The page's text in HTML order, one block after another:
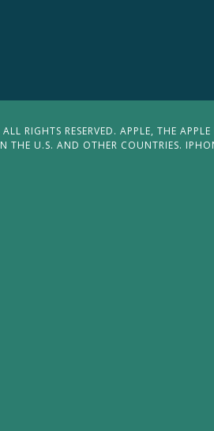
RIGHTS RESERVED. APPLE, THE
THE U.S. AND OTHER COUNTRIES.